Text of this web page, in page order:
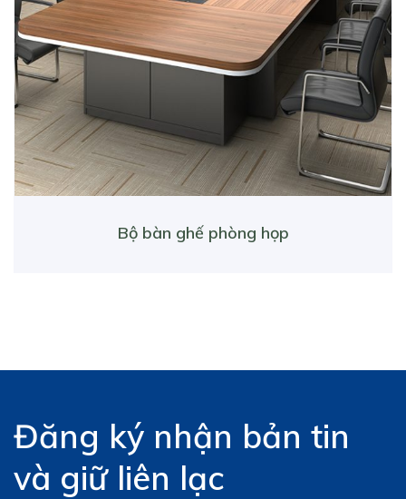
Bộ bàn ghế phòng họp
Đăng ký nhận bản tin
và giữ liên lạc